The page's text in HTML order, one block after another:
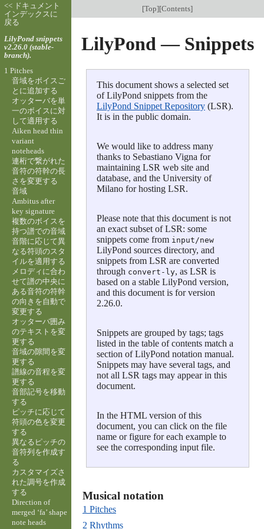
[Top][Contents]
LilyPond — Snippets
This document shows a selected set
of LilyPond snippets from the
LilyPond Snippet Repository(LSR).
It is in the public domain.
We would like to address many
thanks to Sebastiano Vigna for
maintaining LSR web site and
database, and the University of
Milano for hosting LSR.
Please note that this document is not
an exact subset of LSR: some
snippets come from input/new
LilyPond sources directory, and
snippets from LSR are converted
through convert-ly, as LSR is
based on a stable LilyPond version,
and this document is for version
2.26.0.
Snippets are grouped by tags; tags
listed in the table of contents match a
section of LilyPond notation manual.
Snippets may have several tags, and
not all LSR tags may appear in this
document.
In the HTML version of this
document, you can click on the file
name or figure for each example to
see the corresponding input file.
Musical notation
1 Pitches
2 Rhythms
<< ドキュメント
インデックスに
戻る
LilyPond snippets
v2.26.0 (stable-
branch).
1 Pitches
音域をボイスご
とに追加する
オッターバを単
一のボイスに対
して適用する
Aiken head thin
variant
noteheads
連桁で繋がれた
音符の符幹の長
さを変更する
音域
Ambitus after
key signature
複数のボイスを
持つ譜での音域
音階に応じて異
なる符頭のスタ
イルを適用する
メロディに合わ
せて譜の中央に
ある音符の符幹
の向きを自動で
変更する
オッターバ囲み
のテキストを変
更する
音域の隙間を変
更する
譜線の音程を変
更する
音部記号を移動
する
ピッチに応じて
符頭の色を変更
する
異なるピッチの
音符列を作成す
る
カスタマイズさ
れた調号を作成
する
Direction of
merged ‘fa’ shape
note heads